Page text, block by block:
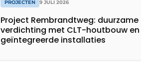
PROJECTEN 9 JULI 2026
Project Rembrandtweg: duurzame
verdichting met CLT-houtbouw en
geïntegreerde installaties